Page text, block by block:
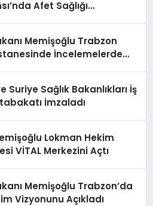
Afet Sağlığı
Memişoğlu Trabzon
İncelemelerde
Suriye Sağlık Bakanlıkları İş
İmzaladı
Lokman Hekim
VİTAL Merkezini Açtı
Memişoğlu Trabzon’da
Vizyonunu Açıkladı